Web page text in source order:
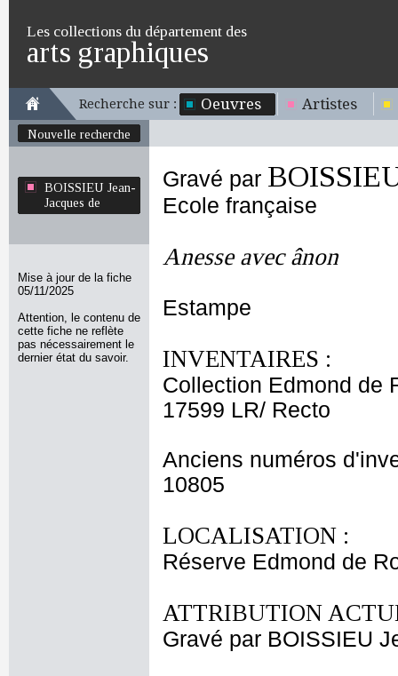
Les collections du département des
arts graphiques
Recherche sur : Oeuvres Artistes
Nouvelle recherche
BOISSIEU Jean-
Jacques de
Mise à jour de la fiche
05/11/2025
Attention, le contenu de
cette fiche ne reflète
pas nécessairement le
dernier état du savoir.
Gravé par
Ecole française
Anesse avec ânon
Estampe
INVENTAIRES :
Collection Edmond de
17599 LR/ Recto
Anciens numéros
10805
LOCALISATION :
Réserve Edmond de
ATTRIBUTION
Gravé par BOISSIEU